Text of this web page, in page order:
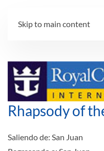
Skip to main content
Rhapsody of
Saliendo de: San Juan